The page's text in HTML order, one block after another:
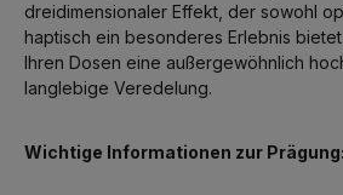
dreidimensionaler Effekt, der sowohl
haptisch ein besonderes Erlebnis
Ihren Dosen eine außergewöhnlich
langlebige Veredelung.
Wichtige Informationen zur Prägung: